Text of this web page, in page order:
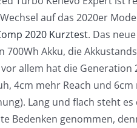
auf das 2020er
2020 Kurztest. Das
700Wh Akku, die
allem hat die Generation
4cm mehr Reach und
Lang und flach steht
Bedenken genommen,